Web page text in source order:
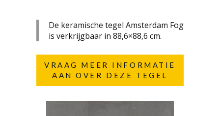
De keramische tegel Amsterdam Fog
is verkrijgbaar in 88,6×88,6 cm.
VRAAG MEER INFORMATIE
AAN OVER DEZE TEGEL